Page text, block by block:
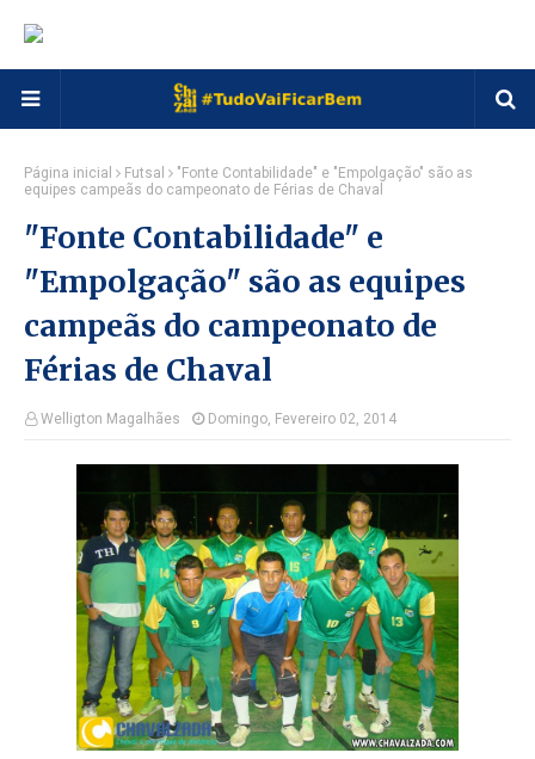
Página inicial Futsal
"Fonte Contabilidade" e "Empolgação" são as
equipes campeãs do campeonato de Férias de Chaval
"Fonte Contabilidade" e
"Empolgação" são as equipes
campeãs do campeonato de
Férias de Chaval
Welligton Magalhães Domingo, Fevereiro 02, 2014